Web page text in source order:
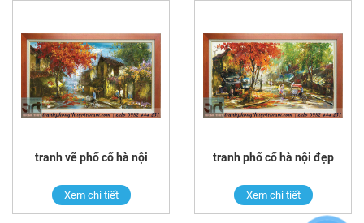
tranh vẽ phố cổ hà nội
Xem chi tiết
tranh phố cổ hà nội đẹp
Xem chi tiết